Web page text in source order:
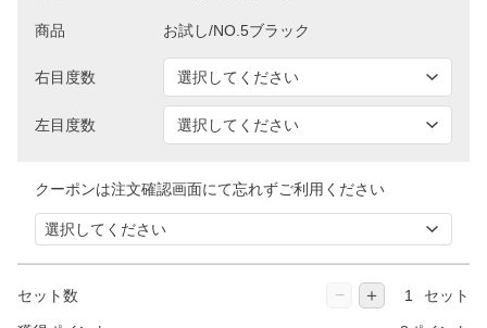
商品
右目度数
左目度数
クーポンは注文確認画面にて忘れずご利用ください
セット数 − ＋ セット